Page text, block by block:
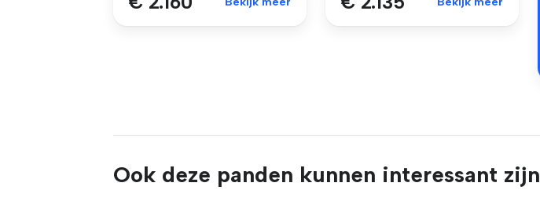
Ook deze panden kunnen interessant zijn